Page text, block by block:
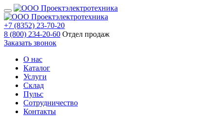
+7 (8352) 23-70-20
8 (800) 234-20-60 Отдел продаж
Заказать звонок
О нас
Каталог
Услуги
Склад
Пульс
Сотрудничество
Контакты